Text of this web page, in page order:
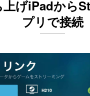
上げiPadから
プリで接続